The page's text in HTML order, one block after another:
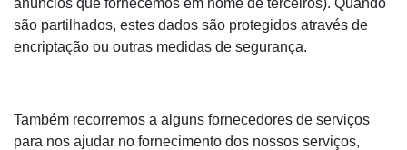
são partilhados, estes dados são protegidos através de
encriptação ou outras medidas de segurança.
Também recorremos a alguns fornecedores de serviços
para nos ajudar no fornecimento dos nossos serviços,